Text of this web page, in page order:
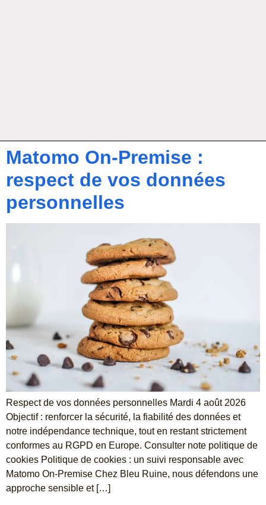
Matomo On-Premise :
respect de vos données
personnelles
Respect de vos données personnelles Mardi 4 août 2026
Objectif : renforcer la sécurité, la fiabilité des données et
notre indépendance technique, tout en restant strictement
conformes au RGPD en Europe. Consulter note politique de
cookies Politique de cookies : un suivi responsable avec
Matomo On-Premise Chez Bleu Ruine, nous défendons une
approche sensible et […]